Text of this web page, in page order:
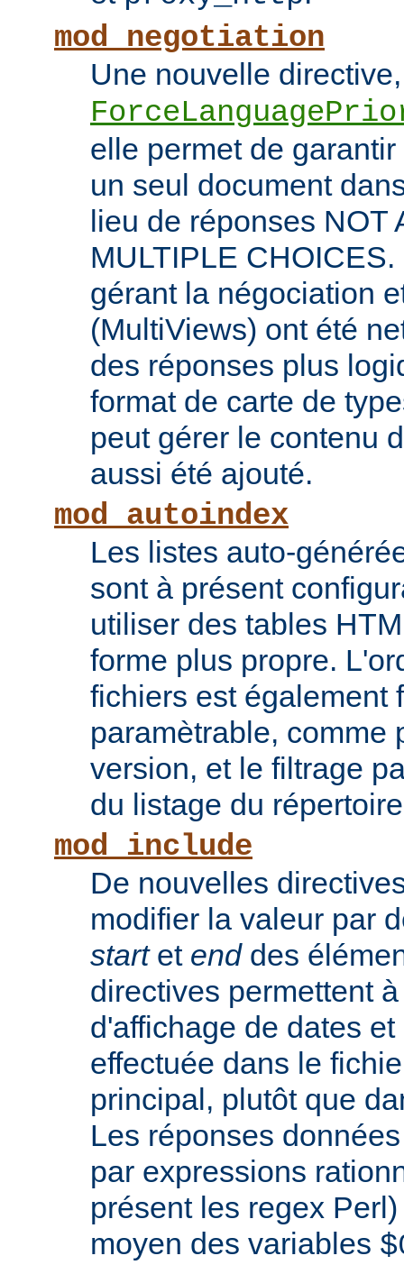
mod_negotiation
Une nouvelle directive,
elle permet de
un seul document
lieu de réponses NOT
MULTIPLE
gérant la négociation
(MultiViews) ont été
des réponses plus
format de carte de
peut gérer le contenu
aussi été ajouté.
mod_autoindex
Les listes auto-
sont à présent
utiliser des tables
forme plus propre.
fichiers est également
paramètrable, comme
version, et le filtrage
du listage du
mod_include
De nouvelles
modifier la valeur par
startet enddes
directives permettent
d'affichage de dates
effectuée dans le
principal, plutôt que
Les réponses
par expressions
présent les regex
moyen des variables